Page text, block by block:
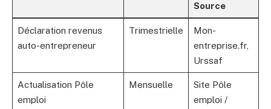
Source
Déclaration revenus
auto-entrepreneur
Trimestrielle
Mon-
entreprise.fr,
Urssaf
Actualisation Pôle
emploi
Mensuelle
Site Pôle
emploi /